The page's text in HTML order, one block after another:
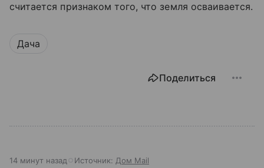
считается признаком того, что земля осваивается.
Дача
Поделиться
14 минут назад Источник: Дом Mail